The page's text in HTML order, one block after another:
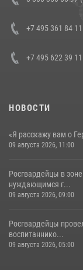
генерала армии
представителя
Кавказском
+7 495 361 84 11
+7 495 622 39 11
НОВОСТИ
«Я расскажу вам о
09 августа 2026, 11:00
Росгвардейцы в
нуждающимся г...
09 августа 2026, 09:00
Росгвардейцы
воспитаннико...
09 августа 2026, 05:00